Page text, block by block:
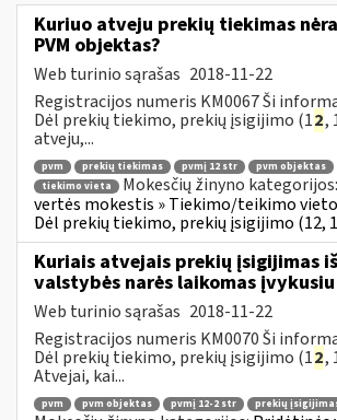
Kuriuo atveju prekių tiekimas
PVM objektas?
Web turinio sąrašas 2018-11-22
Registracijos numeris KM0067 Ši
Dėl prekių tiekimo, prekių įsigijimo (12,
atveju,...
pvm prekių tiekimas pvmį 12 str pvm objektas
tiekimo vieta
Mokesčių žinyno kategorijos:
vertės mokestis » Tiekimo/teikimo
Dėl prekių tiekimo, prekių įsigijimo (12,
Kuriais atvejais prekių įsigijimas
valstybės narės laikomas
Web turinio sąrašas 2018-11-22
Registracijos numeris KM0070 Ši
Dėl prekių tiekimo, prekių įsigijimo (12,
Atvejai, kai...
pvm pvm objektas pvmį 12-2 str prekių